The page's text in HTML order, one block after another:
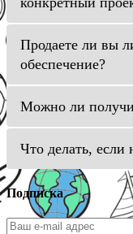
Продаете ли вы
обеспечение?
Можно ли
Что делать, если
Подписка